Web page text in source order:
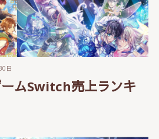
日
ムSwitch売上ランキ